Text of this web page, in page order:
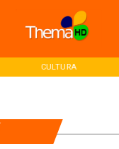
CULTURA